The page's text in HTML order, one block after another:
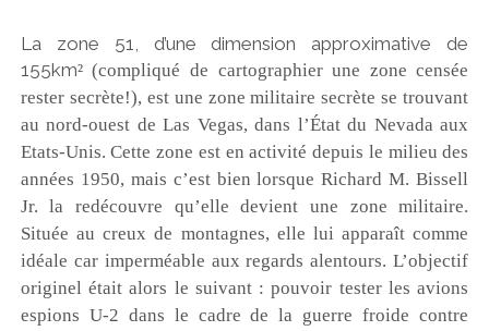
La zone 51, d’une dimension approximative de
155km²(compliqué de cartographier une zone censée
rester secrète!), est une zone militaire secrète se trouvant
au nord-ouest de Las Vegas, dans l’État du Nevada aux
Etats-Unis. Cette zone est en activité depuis le milieu des
années 1950, mais c’est bien lorsque Richard M. Bissell
Jr. la redécouvre qu’elle devient une zone militaire.
Située au creux de montagnes, elle lui apparaît comme
idéale car imperméable aux regards alentours. L’objectif
originel était alors le suivant : pouvoir tester les avions
espions U-2 dans le cadre de la guerre froide contre